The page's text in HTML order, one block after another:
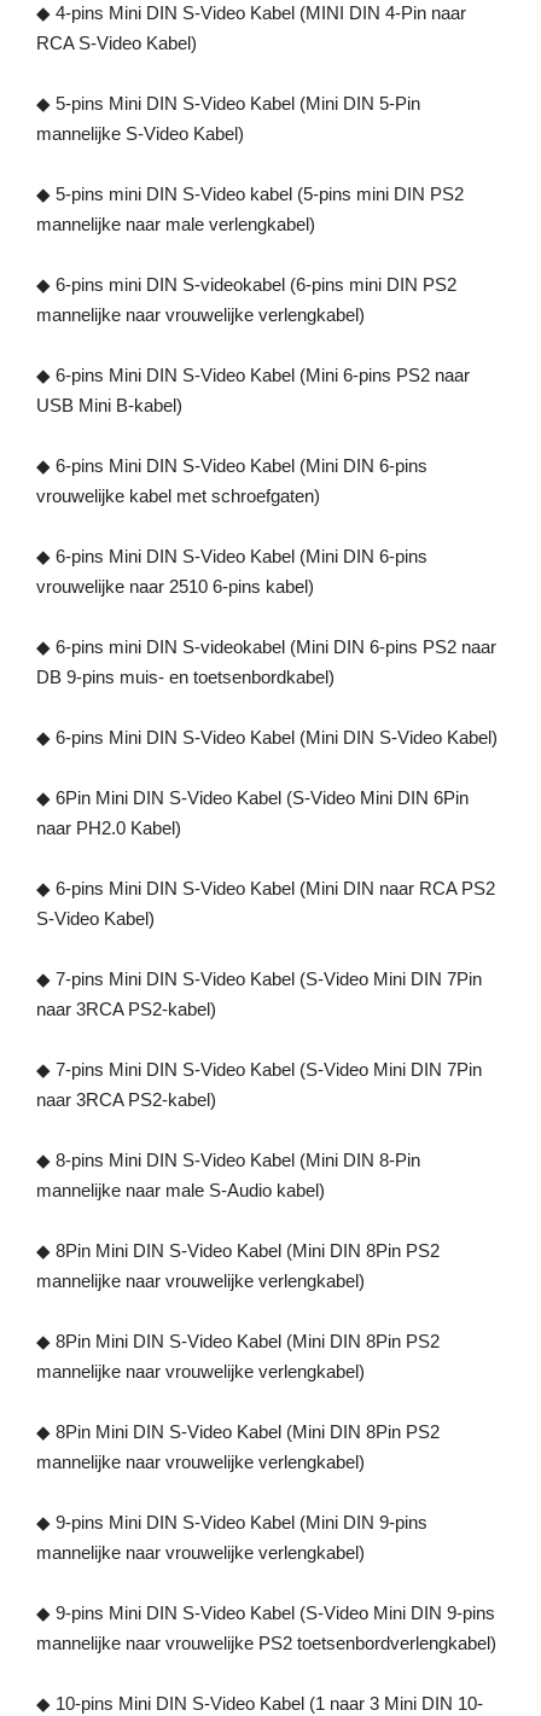
◆ 4-pins Mini DIN S-Video Kabel (MINI DIN 4-Pin naar
RCA S-Video Kabel)
◆ 5-pins Mini DIN S-Video Kabel (Mini DIN 5-Pin
mannelijke S-Video Kabel)
◆ 5-pins mini DIN S-Video kabel (5-pins mini DIN PS2
mannelijke naar male verlengkabel)
◆ 6-pins mini DIN S-videokabel (6-pins mini DIN PS2
mannelijke naar vrouwelijke verlengkabel)
◆ 6-pins Mini DIN S-Video Kabel (Mini 6-pins PS2 naar
USB Mini B-kabel)
◆ 6-pins Mini DIN S-Video Kabel (Mini DIN 6-pins
vrouwelijke kabel met schroefgaten)
◆ 6-pins Mini DIN S-Video Kabel (Mini DIN 6-pins
vrouwelijke naar 2510 6-pins kabel)
◆ 6-pins mini DIN S-videokabel (Mini DIN 6-pins PS2 naar
DB 9-pins muis- en toetsenbordkabel)
◆ 6-pins Mini DIN S-Video Kabel (Mini DIN S-Video Kabel)
◆ 6Pin Mini DIN S-Video Kabel (S-Video Mini DIN 6Pin
naar PH2.0 Kabel)
◆ 6-pins Mini DIN S-Video Kabel (Mini DIN naar RCA PS2
S-Video Kabel)
◆ 7-pins Mini DIN S-Video Kabel (S-Video Mini DIN 7Pin
naar 3RCA PS2-kabel)
◆ 7-pins Mini DIN S-Video Kabel (S-Video Mini DIN 7Pin
naar 3RCA PS2-kabel)
◆ 8-pins Mini DIN S-Video Kabel (Mini DIN 8-Pin
mannelijke naar male S-Audio kabel)
◆ 8Pin Mini DIN S-Video Kabel (Mini DIN 8Pin PS2
mannelijke naar vrouwelijke verlengkabel)
◆ 8Pin Mini DIN S-Video Kabel (Mini DIN 8Pin PS2
mannelijke naar vrouwelijke verlengkabel)
◆ 8Pin Mini DIN S-Video Kabel (Mini DIN 8Pin PS2
mannelijke naar vrouwelijke verlengkabel)
◆ 9-pins Mini DIN S-Video Kabel (Mini DIN 9-pins
mannelijke naar vrouwelijke verlengkabel)
◆ 9-pins Mini DIN S-Video Kabel (S-Video Mini DIN 9-pins
mannelijke naar vrouwelijke PS2 toetsenbordverlengkabel)
◆ 10-pins Mini DIN S-Video Kabel (1 naar 3 Mini DIN 10-